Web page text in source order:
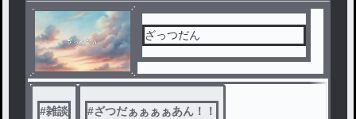
ざっつだん
#雑談 #ざつだぁぁぁぁあん！！